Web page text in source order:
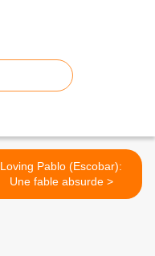
Loving Pablo (Escobar):
Une fable absurde >